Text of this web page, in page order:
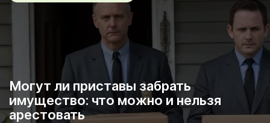
Могут ли приставы забрать
имущество: что можно и нельзя
арестовать